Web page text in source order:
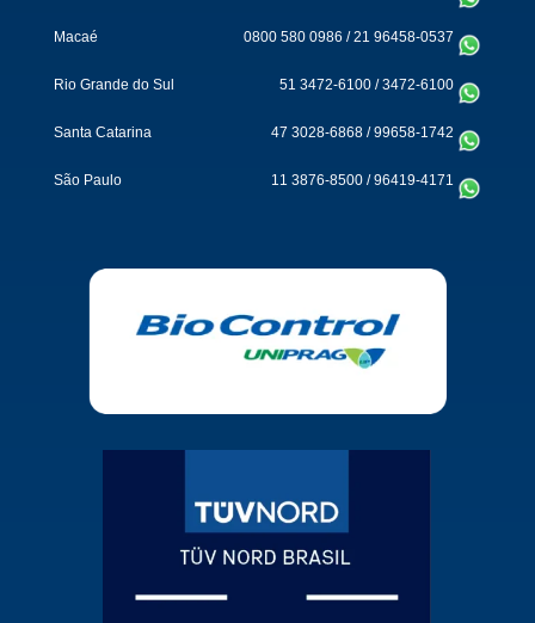
Macaé 0800 580 0986 /21 96458-0537
Rio Grande do Sul 51 3472-6100 /3472-6100
Santa Catarina 47 3028-6868 /99658-1742
São Paulo 11 3876-8500 /96419-4171